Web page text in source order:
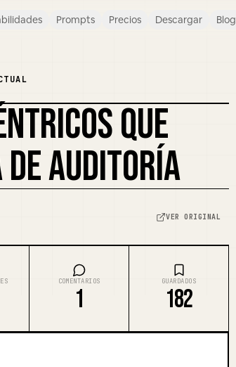
Prompts Precios Descargar Blog
QUE
AUDITORÍA
VER ORIGINAL
COMENTARIOS
1
GUARDADOS
182